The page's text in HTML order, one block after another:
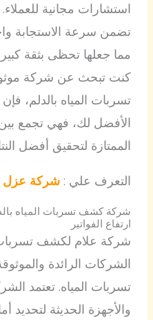
استشارات مجانية
تضمن سرعة الاستجابة
مما جعلها تحظى بثقة
كنت تبحث عن شركة
تسربات المياه بالدلم،
الأفضل لك، فهي تجمع بين
الممتازة لتحقيق أفضل
التعرف علي :شركة عزل
شركة كشف تسربات المياه
ارتفاع الفواتير
شركة علام لكشف تسربات
الشركات الرائدة
تسربات المياه. تعتمد
والأجهزة الحديثة لتحديد